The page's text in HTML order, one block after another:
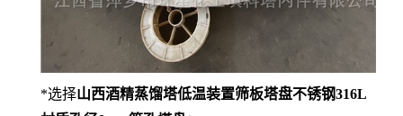
*选择山西酒精蒸馏塔低温装置筛板塔盘不锈钢316L